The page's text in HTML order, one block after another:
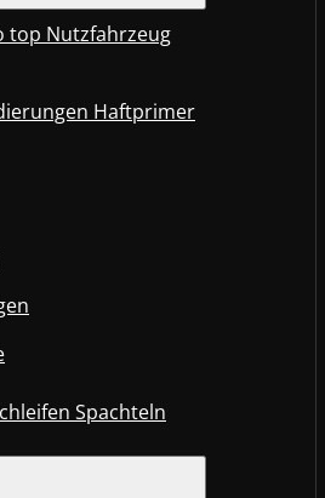
top Nutzfahrzeug
Haftprimer
Spachteln